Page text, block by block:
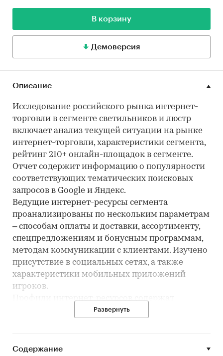
В корзину
Демоверсия
Описание
Исследование российского рынка интернет-
торговли в сегменте светильников и люстр
включает анализ текущей ситуации на рынке
интернет-торговли, характеристики сегмента,
рейтинг 210+ онлайн-площадок в сегменте.
Отчет содержит информацию о популярности
соответствующих тематических поисковых
запросов в Google и Яндекс.
Ведущие интернет-ресурсы сегмента
проанализированы по нескольким параметрам
– способам оплаты и доставки, ассортименту,
спецпредложениям и бонусным программам,
методам коммуникации с клиентами. Изучено
присутствие в социальных сетях, а также
характеристики мобильных приложений
игроков.
Профили интернет-ресурсов содержат
подробную информацию об ассортименте,
лояльности, а также аналитику по сайтам
площадок: посещаемость, ключевые запросы и
Развернуть
Содержание